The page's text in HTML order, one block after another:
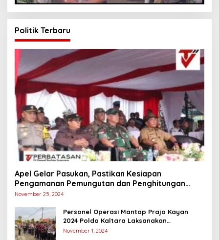
Politik Terbaru
Apel Gelar Pasukan, Pastikan Kesiapan
Pengamanan Pemungutan dan Penghitungan
Suara
November 25, 2024
Personel Operasi Mantap Praja Kayan
2024 Polda Kaltara Laksanakan
Pengamanan Simulasi Pemungutan dan
November 1, 2024